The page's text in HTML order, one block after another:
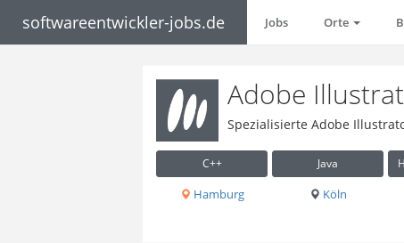
softwareentwickler-jobs.de Jobs Orte
Adobe
Spezialisierte Adobe
C++ Java
Hamburg Köln